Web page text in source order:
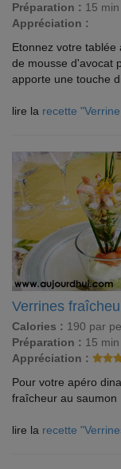
Préparation : 15 min
Appréciation :
Etonnez votre tablée
de mousse d'avocat
apporte une touche
lire la recette
Verrines
Calories : 190 par
Préparation : 15 min
Appréciation :
Pour votre apéro
fraîcheur au saumon
lire la recette